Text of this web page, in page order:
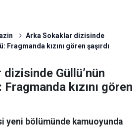
Arka Sokaklar dizisinde
Fragmanda kızını gören şaşırdı
Güllü’nün
kızını gören
yeni bölümünde kamuoyunda